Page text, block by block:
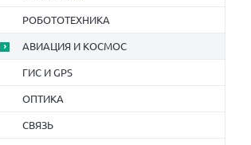
РОБОТОТЕХНИКА
АВИАЦИЯ И КОСМОС
ГИС И GPS
ОПТИКА
СВЯЗЬ